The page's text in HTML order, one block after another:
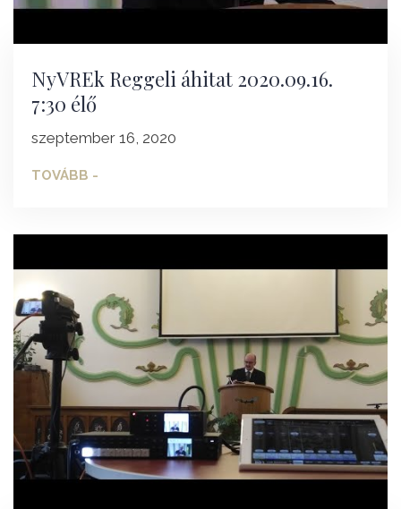
NyVREk Reggeli áhitat 2020.09.16.
7:30 élő
szeptember 16, 2020
TOVÁBB -